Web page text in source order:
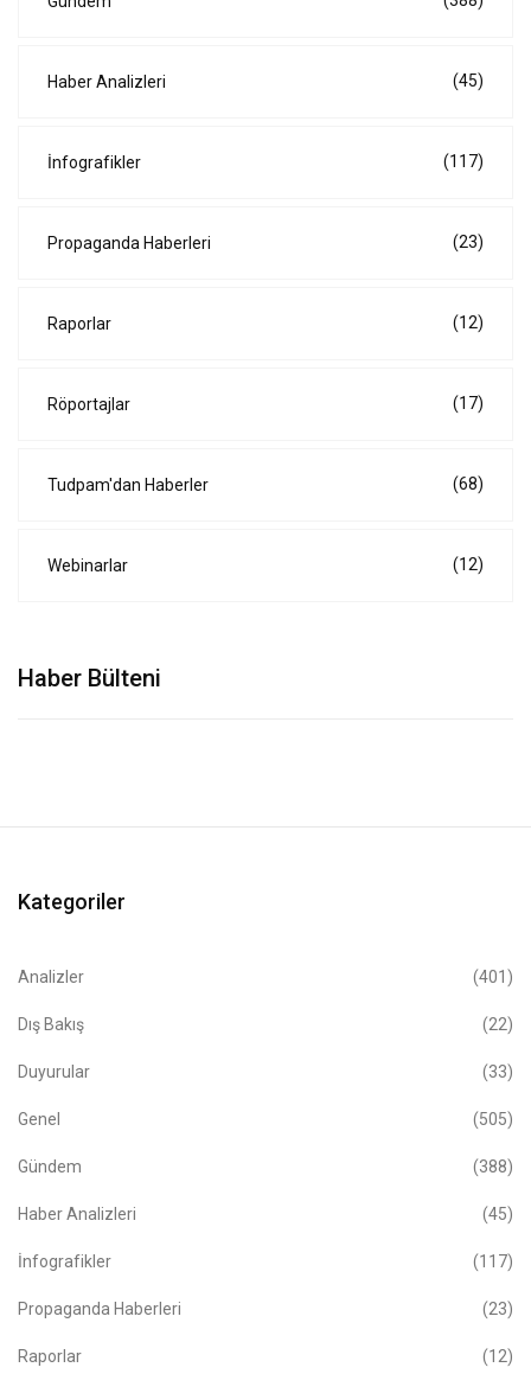
Haber Analizleri (45)
İnfografikler (117)
Propaganda Haberleri (23)
Raporlar (12)
Röportajlar (17)
Tudpam'dan Haberler (68)
Webinarlar (12)
Haber Bülteni
Kategoriler
Analizler (401)
Dış Bakış (22)
Duyurular (33)
Genel (505)
Gündem (388)
Haber Analizleri (45)
İnfografikler (117)
Propaganda Haberleri (23)
Raporlar (12)